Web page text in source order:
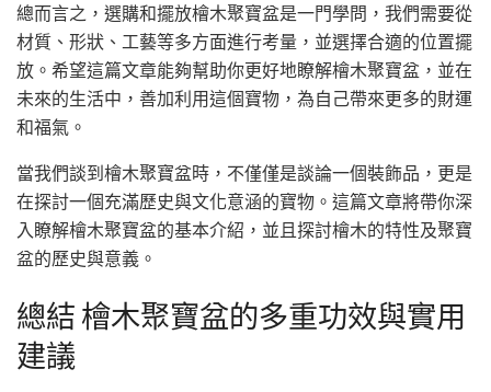
總而言之，選購和擺放檜木聚寶盆是一門學問，我們需要從
材質、形狀、工藝等多方面進行考量，並選擇合適的位置擺
放。希望這篇文章能夠幫助你更好地瞭解檜木聚寶盆，並在
未來的生活中，善加利用這個寶物，為自己帶來更多的財運
和福氣。
當我們談到檜木聚寶盆時，不僅僅是談論一個裝飾品，更是
在探討一個充滿歷史與文化意涵的寶物。這篇文章將帶你深
入瞭解檜木聚寶盆的基本介紹，並且探討檜木的特性及聚寶
盆的歷史與意義。
總結 檜木聚寶盆的多重功效與實用
建議